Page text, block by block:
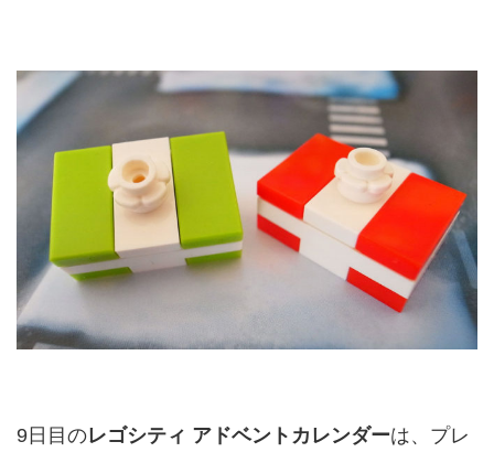
9日目のレゴシティ アドベントカレンダーは、プレ